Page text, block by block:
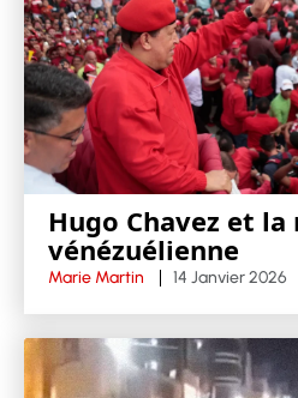
Hugo Chavez et
vénézuélienne
Marie Martin 14 Janvier 2026